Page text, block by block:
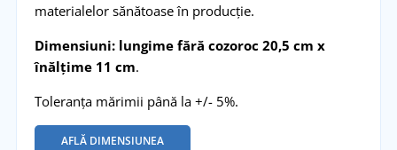
materialelor sănătoase în producție.
Dimensiuni: lungime fără cozoroc 20,5 cm x
înălțime 11 cm.
Toleranța mărimii până la +/- 5%.
AFLĂ DIMENSIUNEA